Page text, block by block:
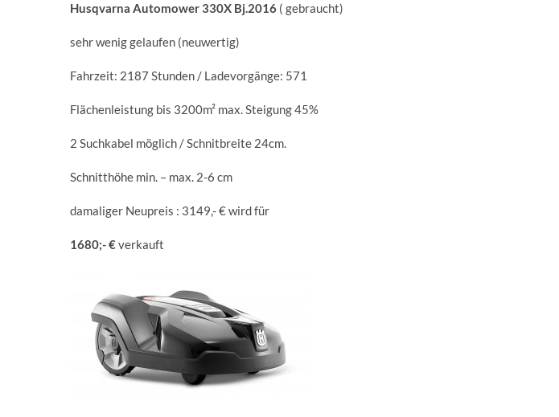
Husqvarna Automower 330X Bj.2016 ( gebraucht)
sehr wenig gelaufen (neuwertig)
Fahrzeit: 2187 Stunden / Ladevorgänge: 571
Flächenleistung bis 3200m² max. Steigung 45%
2 Suchkabel möglich / Schnitbreite 24cm.
Schnitthöhe min. – max. 2-6 cm
damaliger Neupreis : 3149,- € wird für
1680;- €verkauft